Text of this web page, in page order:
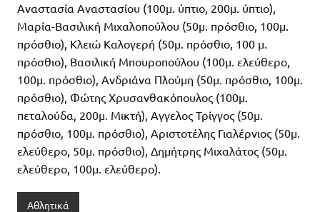
Αναστασία Αναστασίου (100μ. ύπτιο, 200μ. ύπτιο),
Μαρία-Βασιλική Μιχαλοπούλου (50μ. πρόσθιο, 100μ.
πρόσθιο), Κλειώ Καλογερή (50μ. πρόσθιο, 100 μ.
πρόσθιο), Βασιλική Μπουροπούλου (100μ. ελεύθερο,
100μ. πρόσθιο), Ανδριάνα Πλούμη (50μ. πρόσθιο, 100μ.
πρόσθιο), Φώτης Χρυσανθακόπουλος (100μ.
πεταλούδα, 200μ. Μικτή), Αγγελος Τρίγγος (50μ.
πρόσθιο, 100μ. πρόσθιο), Αριστοτέλης Γιαλέρνιος (50μ.
ελεύθερο, 50μ. πρόσθιο), Δημήτρης Μιχαλάτος (50μ.
ελεύθερο, 100μ. ελεύθερο).
Αθλητικά